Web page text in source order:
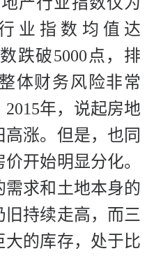
业指数均值达
跌破5000点，排
体财务风险非常
年，说起房地
涨。但是，也同
开始明显分化。
需求和土地本身的
持续走高，而三
大的库存，处于比